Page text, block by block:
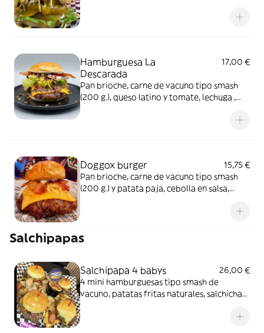
Hamburguesa La
Descarada
17,00 €
Pan brioche, carne de vacuno tipo smash
(200 g.), queso latino y tomate, lechuga ,
Doggox burger
15,75 €
Pan brioche, carne de vacuno tipo smash
(200 g.) y patata paja, cebolla en salsa,
Salchipapas
Salchipapa 4 babys
26,00 €
4 mini hamburguesas tipo smash de
vacuno, patatas fritas naturales, salchicha
gratinado, ketchup, mayonesa, salsa de piña